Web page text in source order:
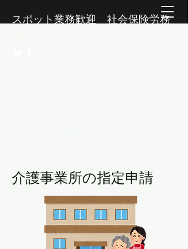
スポット業務歓迎 社会保険労務
​介護事業所の指定申請